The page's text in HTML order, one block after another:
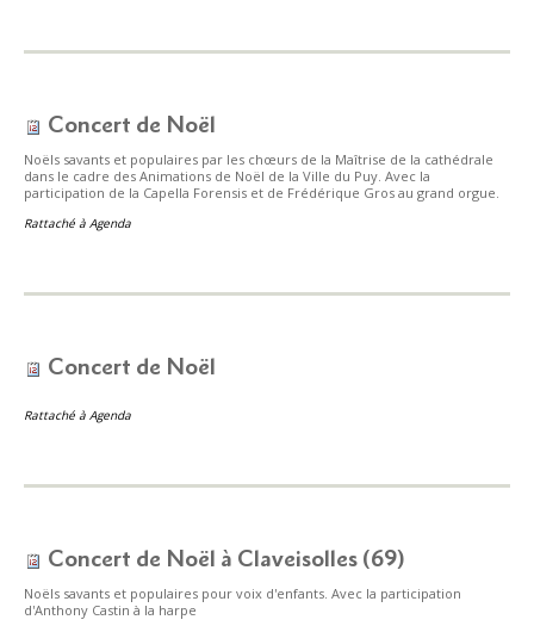
Concert de Noël
Noëls savants et populaires par les chœurs de la Maîtrise de la cathédrale
dans le cadre des Animations de Noël de la Ville du Puy. Avec la
participation de la Capella Forensis et de Frédérique Gros au grand orgue.
Rattaché à Agenda
Concert de Noël
Rattaché à Agenda
Concert de Noël à Claveisolles (69)
Noëls savants et populaires pour voix d'enfants. Avec la participation
d'Anthony Castin à la harpe